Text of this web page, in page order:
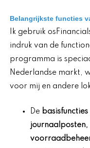
Belangrijkste functies
Ik gebruik
indruk van de
programma is
Nederlandse markt,
voor mij en andere
De